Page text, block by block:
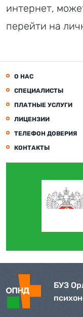
интернет,
перейти на
О НАС
СПЕЦИАЛИСТЫ
ПЛАТНЫЕ УСЛУГИ
ЛИЦЕНЗИИ
ТЕЛЕФОН ДОВЕРИЯ
КОНТАКТЫ
БУЗ